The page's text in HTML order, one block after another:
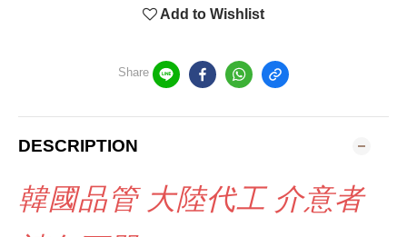
Add to Wishlist
Share
DESCRIPTION
韓國品管 大陸代工 介意者